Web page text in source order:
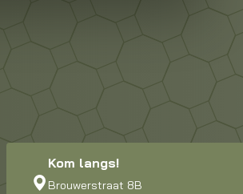
Kom langs!
Brouwerstraat 8B